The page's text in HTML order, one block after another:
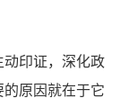
印证，深化政
原因就在于它